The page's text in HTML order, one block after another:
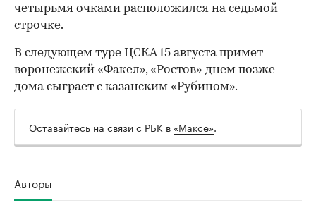
четырьмя очками расположился на седьмой
строчке.
В следующем туре ЦСКА 15 августа примет
воронежский «Факел», «Ростов» днем позже
дома сыграет с казанским «Рубином».
Оставайтесь на связи с РБК в «Максе».
Авторы